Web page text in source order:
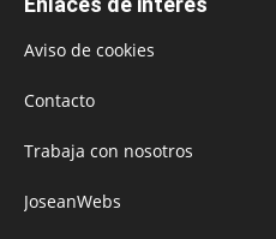
Aviso de cookies
Contacto
Trabaja con nosotros
JoseanWebs